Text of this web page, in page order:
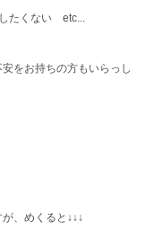
たくない etc...
をお持ちの方もいらっし
、めくると↓↓↓